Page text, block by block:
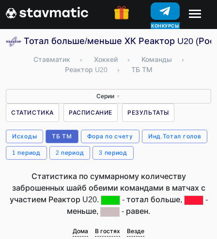
КОНКУРСЫ
Тотал больше/меньше ХК Реактор U20
Ставматик › Хоккей › Команды
›
Реактор U20
› ТБ ТМ
Серии ▼
СТАТИСТИКА РАСПИСАНИЕ РЕЗУЛЬТАТЫ
Исходы ТБ ТМ Фора по счету Инд.Тотал голов
1 период 2 период 3 период
Статистика по суммарному количеству
заброшенных шайб обеими командами в матчах с
участием Реактор U20.
- тотал больше,
-
меньше,
- равен.
Дома В гостях Везде